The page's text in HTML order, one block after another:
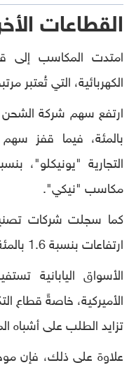
القطاعات
امتدت المكاسب إلى
الكهربائية، التي تُعتبر
ارتفع سهم شركة
بالمئة، فيما قفز
مكاسب "نيكي".
كما سجلت شركات
ارتفاعات بنسبة 1.6 بالمئة و1.4 بالمئة على التوالي.
الأسواق اليابانية
الأميركية، خاصةً قطاع
تزايد الطلب على أشباه
علاوة على ذلك، فإن